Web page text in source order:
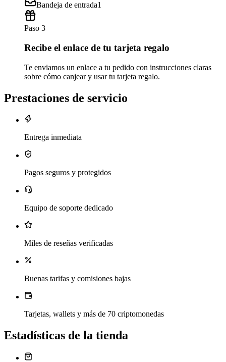
Bandeja de entrada1
Paso 3
Recibe el enlace de tu tarjeta regalo
Te enviamos un enlace a tu pedido con instrucciones claras
sobre cómo canjear y usar tu tarjeta regalo.
Prestaciones de servicio
Entrega inmediata
Pagos seguros y protegidos
Equipo de soporte dedicado
Miles de reseñas verificadas
Buenas tarifas y comisiones bajas
Tarjetas, wallets y más de 70 criptomonedas
Estadísticas de la tienda